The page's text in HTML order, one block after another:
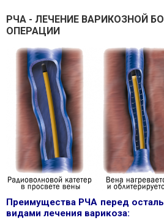
РЧА - ЛЕЧЕНИЕ ВАРИКОЗНОЙ
ОПЕРАЦИИ
Преимущества РЧА перед
видами лечения варикоза: